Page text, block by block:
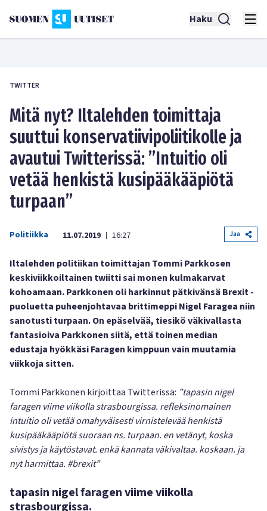
Haku
TWITTER
Mitä nyt? Iltalehden toimittaja
suuttui konservatiivipoliitikolle ja
avautui Twitterissä: ”Intuitio oli
vetää henkistä kusipääkääpiötä
turpaan”
Politiikka 11.07.2019 | 16:27 Jaa
Iltalehden politiikan toimittajan Tommi Parkkosen
keskiviikkoiltainen twiitti sai monen kulmakarvat
kohoamaan. Parkkonen oli harkinnut pätkivänsä Brexit -
puoluetta puheenjohtavaa brittimeppi Nigel Faragea niin
sanotusti turpaan. On epäselvää, tiesikö väkivallasta
fantasioiva Parkkonen siitä, että toinen median
edustaja hyökkäsi Faragen kimppuun vain muutamia
viikkoja sitten.
Tommi Parkkonen kirjoittaa Twitterissä: ”tapasin nigel
faragen viime viikolla strasbourgissa. refleksinomainen
intuitio oli vetää omahyväisesti virnistelevää henkistä
kusipääkääpiötä suoraan ns. turpaan. en vetänyt, koska
sivistys ja käytöstavat. enkä kannata väkivaltaa. koskaan. ja
nyt harmittaa. #brexit”
tapasin nigel faragen viime viikolla
strasbourgissa.